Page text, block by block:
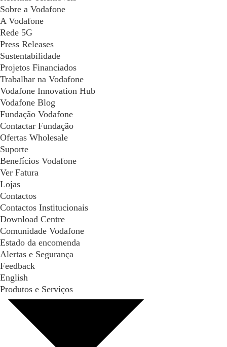
Sobre a Vodafone
A Vodafone
Rede 5G
Press Releases
Sustentabilidade
Projetos Financiados
Trabalhar na Vodafone
Vodafone Innovation Hub
Vodafone Blog
Fundação Vodafone
Contactar Fundação
Ofertas Wholesale
Suporte
Benefícios Vodafone
Ver Fatura
Lojas
Contactos
Contactos Institucionais
Download Centre
Comunidade Vodafone
Estado da encomenda
Alertas e Segurança
Feedback
English
Produtos e Serviços